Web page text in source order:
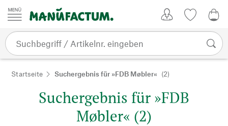
Zum Inhalt springen
Startseite Suchergebnis für »FDB Møbler« (2)
Suchergebnis für »FDB
Møbler« (2)